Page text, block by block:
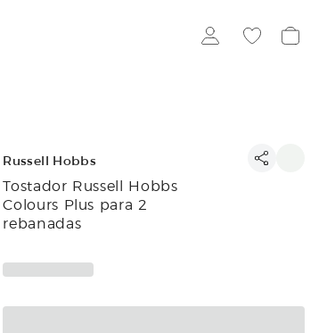
Russell Hobbs
Tostador Russell Hobbs
Colours Plus para 2
rebanadas